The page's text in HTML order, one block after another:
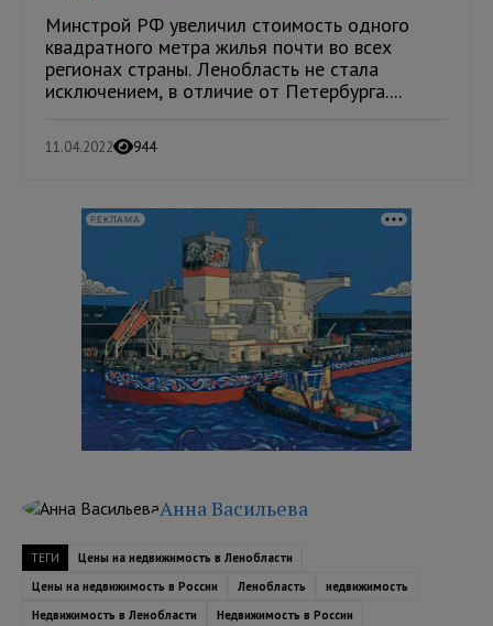
Минстрой РФ увеличил стоимость одного
квадратного метра жилья почти во всех
регионах страны. Ленобласть не стала
исключением, в отличие от Петербурга....
11.04.2022 944
РЕКЛАМА
Анна Васильева
ТЕГИ
Цены на недвижимость в Ленобласти
Цены на недвижимость в России
Ленобласть
недвижимость
Недвижимость в Ленобласти
Недвижимость в России